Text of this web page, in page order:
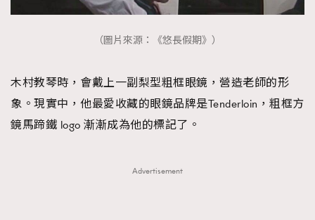
（圖片來源：《悠長假期》）
木村教琴時，會戴上一副梨型粗框眼鏡，營造老師的形
象。現實中，他最愛收藏的眼鏡品牌是Tenderloin，粗框方
鏡馬蹄鐵 logo 漸漸成為他的標記了。
Advertisement